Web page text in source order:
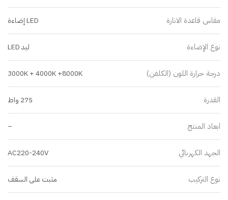
مقاس قاعدة الانارة LED إضاءة
نوع الإضاءة ليد LED
درجة حرارة اللون (الكلفن) 3000K + 4000K +8000K
القدرة 275 واط
ابعاد المنتج –
الجهد الكهربائي AC220-240V
نوع التركيب مثبت على السقف